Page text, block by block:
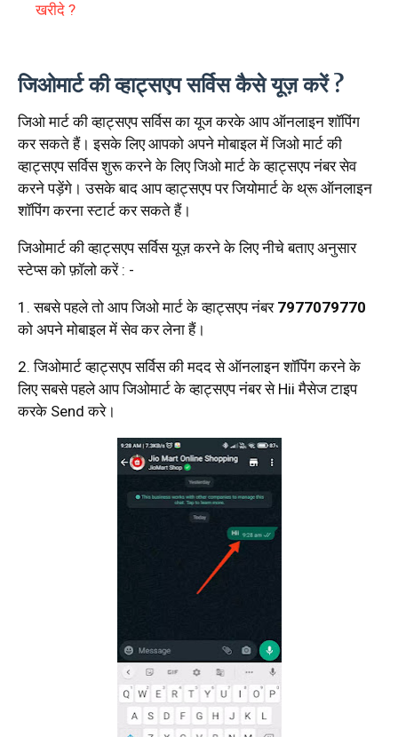
खरीदे ?
जिओमार्ट की व्हाट्सएप सर्विस कैसे यूज़ करें ?
जिओ मार्ट की व्हाट्सएप सर्विस का यूज करके आप ऑनलाइन शॉपिंग
कर सकते हैं। इसके लिए आपको अपने मोबाइल में जिओ मार्ट की
व्हाट्सएप सर्विस शुरू करने के लिए जिओ मार्ट के व्हाट्सएप नंबर सेव
करने पड़ेंगे। उसके बाद आप व्हाट्सएप पर जियोमार्ट के थ्रू ऑनलाइन
शॉपिंग करना स्टार्ट कर सकते हैं।
जिओमार्ट की व्हाट्सएप सर्विस यूज़ करने के लिए नीचे बताए अनुसार
स्टेप्स को फ़ॉलो करें : -
1. सबसे पहले तो आप जिओ मार्ट के व्हाट्सएप नंबर 7977079770
को अपने मोबाइल में सेव कर लेना हैं।
2. जिओमार्ट व्हाट्सएप सर्विस की मदद से ऑनलाइन शॉपिंग करने के
लिए सबसे पहले आप जिओमार्ट के व्हाट्सएप नंबर से Hii मैसेज टाइप
करके Send करे।